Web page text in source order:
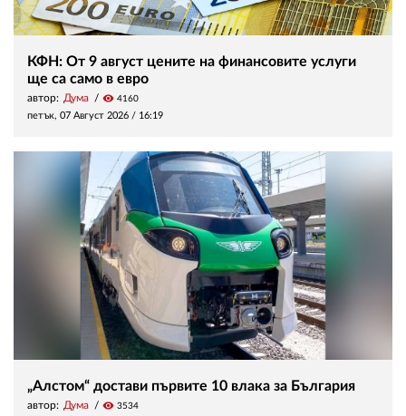
КФН: От 9 август цените на финансовите услуги
ще са само в евро
автор: Дума visibility 4160
петък, 07 Август 2026 / 16:19
„Алстом“ достави първите 10 влака за България
автор: Дума visibility 3534